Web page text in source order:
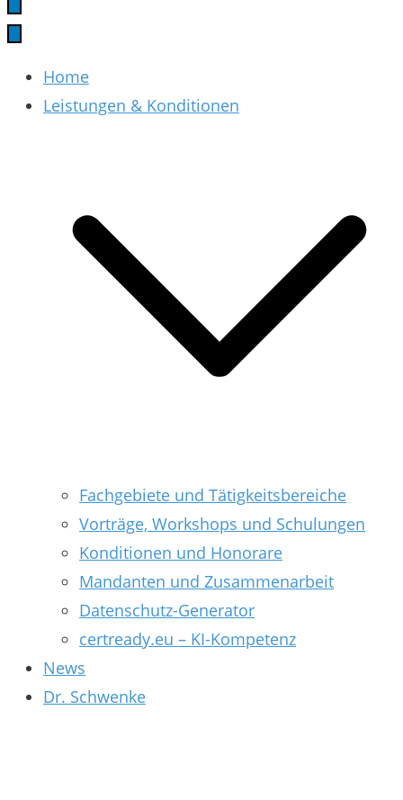
Home
Leistungen & Konditionen
Fachgebiete und Tätigkeitsbereiche
Vorträge, Workshops und Schulungen
Konditionen und Honorare
Mandanten und Zusammenarbeit
Datenschutz-Generator
certready.eu – KI-Kompetenz
News
Dr. Schwenke